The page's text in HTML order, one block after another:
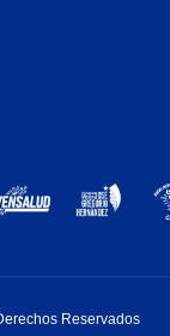
Reservados